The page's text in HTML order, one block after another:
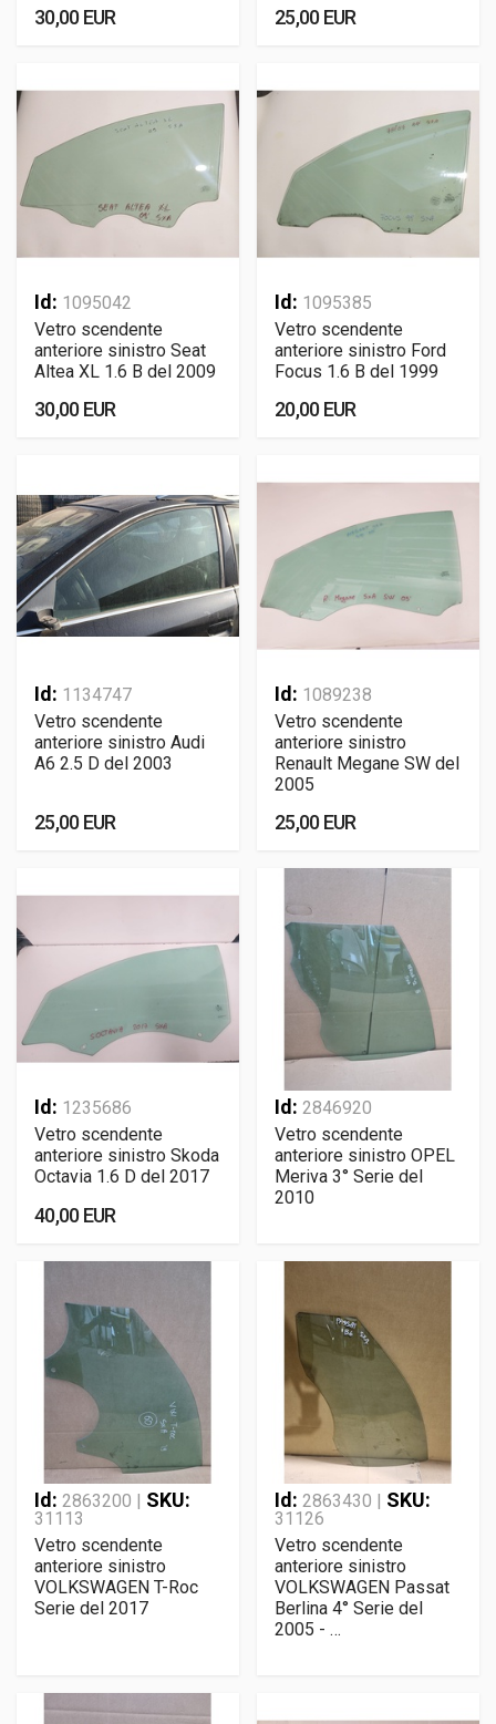
30,00 EUR 25,00 EUR
Id: 1095042
Vetro scendente
anteriore sinistro Seat
Altea XL 1.6 B del 2009
30,00 EUR
Id: 1095385
Vetro scendente
anteriore sinistro Ford
Focus 1.6 B del 1999
20,00 EUR
Id: 1134747
Vetro scendente
anteriore sinistro Audi
A6 2.5 D del 2003
25,00 EUR
Id: 1089238
Vetro scendente
anteriore sinistro
Renault Megane SW del
2005
25,00 EUR
Id: 1235686
Vetro scendente
anteriore sinistro Skoda
Octavia 1.6 D del 2017
40,00 EUR
Id: 2846920
Vetro scendente
anteriore sinistro OPEL
Meriva 3° Serie del
2010
Id: 2863200 | SKU:
31113
Vetro scendente
anteriore sinistro
VOLKSWAGEN T-Roc
Serie del 2017
Id: 2863430 | SKU:
31126
Vetro scendente
anteriore sinistro
VOLKSWAGEN Passat
Berlina 4° Serie del
2005 - …